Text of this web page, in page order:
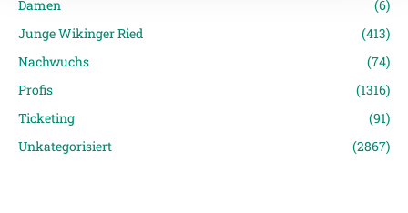
Damen
(6)
Junge Wikinger Ried
(413)
Nachwuchs
(74)
Profis
(1316)
Ticketing
(91)
Unkategorisiert
(2867)